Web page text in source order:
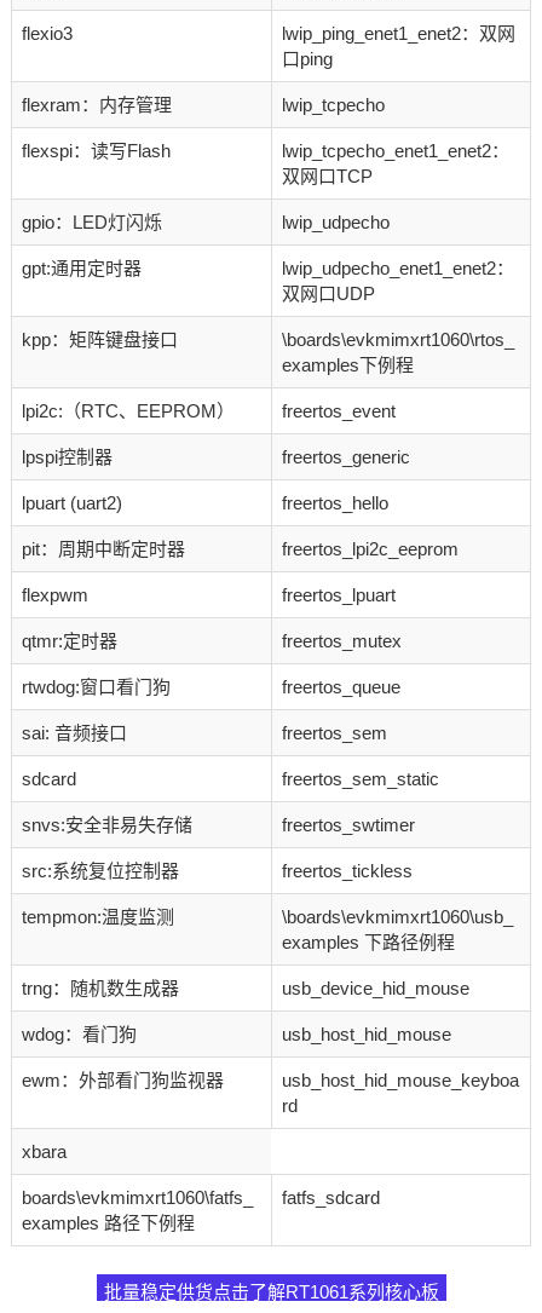
flexio3
lwip_ping_enet1_enet2：双网
口ping
flexram：内存管理 lwip_tcpecho
flexspi：读写Flash
lwip_tcpecho_enet1_enet2：
双网口TCP
gpio：LED灯闪烁 lwip_udpecho
gpt:通用定时器
lwip_udpecho_enet1_enet2：
双网口UDP
kpp：矩阵键盘接口
\boards\evkmimxrt1060\rtos_
examples下例程
lpi2c:（RTC、EEPROM） freertos_event
lpspi控制器 freertos_generic
lpuart (uart2) freertos_hello
pit：周期中断定时器 freertos_lpi2c_eeprom
flexpwm freertos_lpuart
qtmr:定时器 freertos_mutex
rtwdog:窗口看门狗 freertos_queue
sai: 音频接口 freertos_sem
sdcard freertos_sem_static
snvs:安全非易失存储 freertos_swtimer
src:系统复位控制器 freertos_tickless
tempmon:温度监测
\boards\evkmimxrt1060\usb_
examples 下路径例程
trng：随机数生成器 usb_device_hid_mouse
wdog：看门狗 usb_host_hid_mouse
ewm：外部看门狗监视器
usb_host_hid_mouse_keyboa
rd
xbara
boards\evkmimxrt1060\fatfs_
examples 路径下例程
fatfs_sdcard
批量稳定供货点击了解RT1061系列核心板